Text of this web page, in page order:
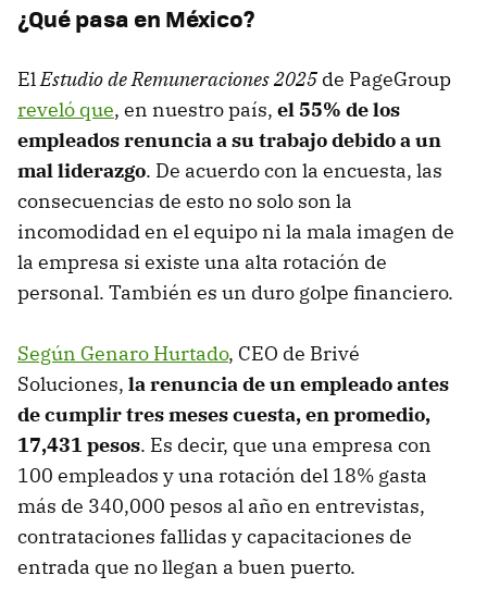
¿Qué pasa en México?
ElEstudio de Remuneraciones 2025 de PageGroup
reveló que, en nuestro país, el 55% de los
empleados renuncia a su trabajo debido a un
mal liderazgo. De acuerdo con la encuesta, las
consecuencias de esto no solo son la
incomodidad en el equipo ni la mala imagen de
la empresa si existe una alta rotación de
personal. También es un duro golpe financiero.
Según Genaro Hurtado, CEO de Brivé
Soluciones, la renuncia de un empleado antes
de cumplir tres meses cuesta, en promedio,
17,431 pesos. Es decir, que una empresa con
100 empleados y una rotación del 18% gasta
más de 340,000 pesos al año en entrevistas,
contrataciones fallidas y capacitaciones de
entrada que no llegan a buen puerto.